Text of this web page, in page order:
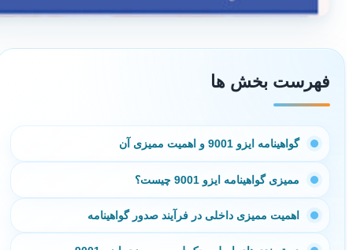
فهرست بخش ها
گواهینامه ایزو 9001 و اهمیت ممیزی آن
ممیزی گواهینامه ایزو 9001 چیست؟
اهمیت ممیزی داخلی در فرآیند صدور گواهینامه